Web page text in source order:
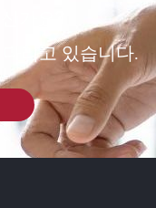
리고 있습니다.